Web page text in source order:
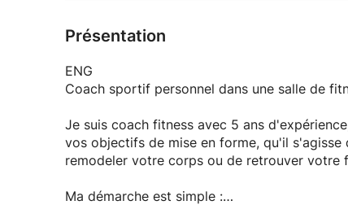
Si vous êtes prêt à vous lancer dans ce
planifier une consultation initiale. Ensemble,
amélioreront votre bien-être global.
Présentation
ENG
Coach sportif personnel dans une salle de
Je suis coach fitness avec 5 ans
vos objectifs de mise en forme, qu'il
remodeler votre corps ou de retrouver votre
Ma démarche est simple :